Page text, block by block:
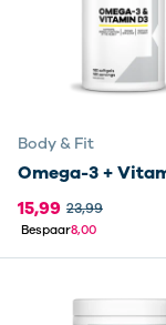
Body & Fit
Omega-3 +
15,99 23,99
Bespaar8,00